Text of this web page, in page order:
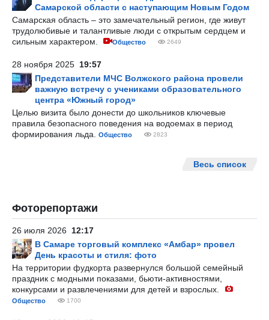
Самарской области с наступающим Новым Годом
Самарская область – это замечательный регион, где живут
трудолюбивые и талантливые люди с открытым сердцем и
сильным характером.
Общество 2649
28 ноября 2025 19:57
Представители МЧС Волжского района провели
важную встречу с учениками образовательного
центра «Южный город»
Целью визита было донести до школьников ключевые
правила безопасного поведения на водоемах в период
формирования льда.
Общество 2823
Весь список
Фоторепортажи
26 июля 2026 12:17
В Самаре торговый комплекс «Амбар» провел
День красоты и стиля: фото
На территории фудкорта развернулся большой семейный
праздник с модными показами, бьюти-активностями,
конкурсами и развлечениями для детей и взрослых.
Общество 1700